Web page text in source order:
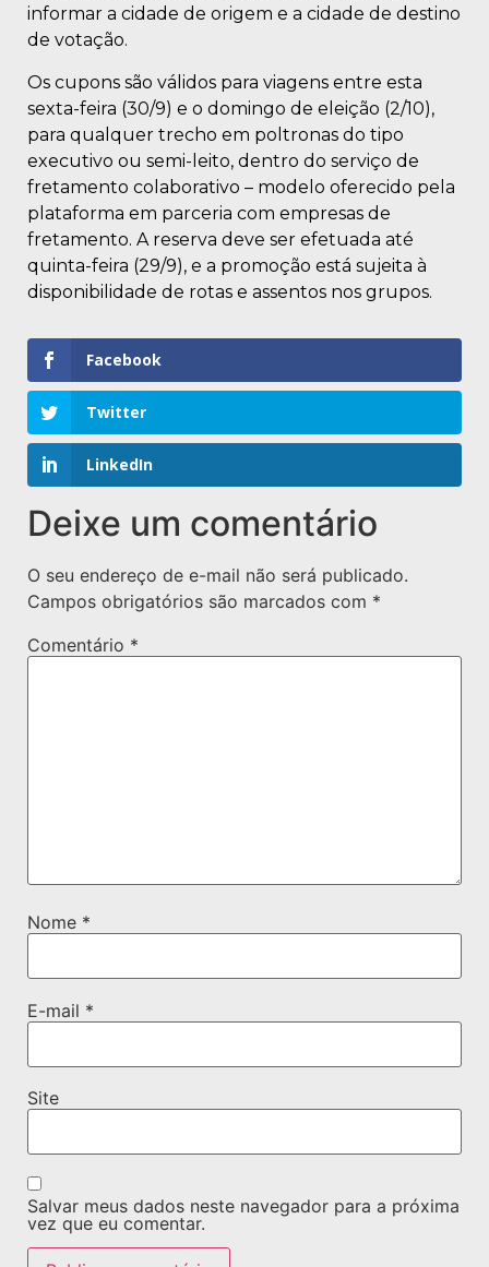
informar a cidade de origem e a cidade de destino
de votação.
Os cupons são válidos para viagens entre esta
sexta-feira (30/9) e o domingo de eleição (2/10),
para qualquer trecho em poltronas do tipo
executivo ou semi-leito, dentro do serviço de
fretamento colaborativo – modelo oferecido pela
plataforma em parceria com empresas de
fretamento. A reserva deve ser efetuada até
quinta-feira (29/9), e a promoção está sujeita à
disponibilidade de rotas e assentos nos grupos.
Facebook
Twitter
LinkedIn
Deixe um comentário
O seu endereço de e-mail não será publicado.
Campos obrigatórios são marcados com *
Comentário *
Nome *
E-mail *
Site
Salvar meus dados neste navegador para a próxima
vez que eu comentar.